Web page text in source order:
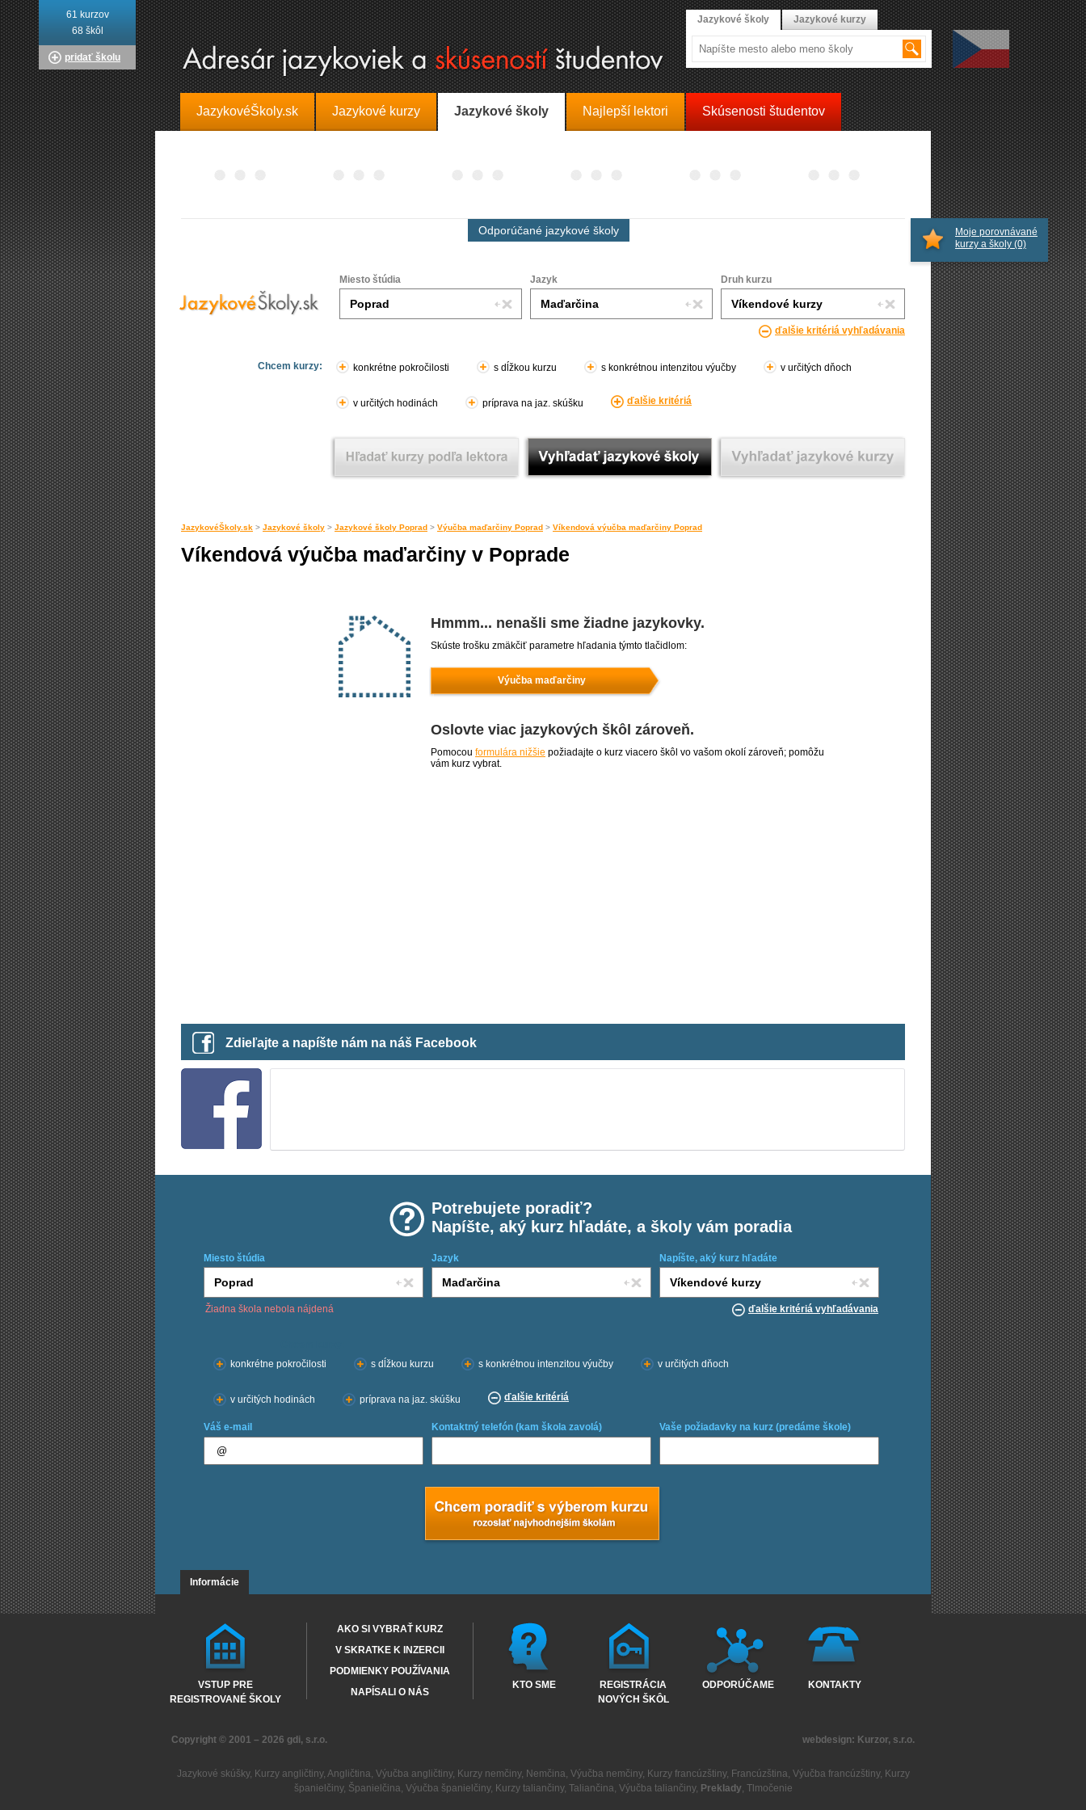
JazykovéŠkoly.sk Jazykové kurzy Jazykové školy Najlepší lektori Skúsenosti študentov
Odporúčané jazykové školy
Miesto štúdia Jazyk Druh kurzu
ďalšie kritériá vyhľadávania
Chcem kurzy: konkrétne pokročilosti s dĺžkou kurzu s konkrétnou intenzitou výučby v určitých dňoch
v určitých hodinách príprava na jaz. skúšku ďalšie kritériá
JazykovéŠkoly.sk > Jazykové školy > Jazykové školy Poprad > Výučba maďarčiny Poprad > Víkendová výučba maďarčiny Poprad
Víkendová výučba maďarčiny v Poprade
Hmmm... nenašli sme žiadne jazykovky.
Skúste trošku zmäkčiť parametre hľadania týmto tlačidlom:
Výučba maďarčiny
Oslovte viac jazykových škôl zároveň.
Pomocou formulára nižšie požiadajte o kurz viacero škôl vo vašom okolí zároveň; pomôžu
vám kurz vybrat.
Zdieľajte a napíšte nám na náš Facebook
Potrebujete poradiť?
Napíšte, aký kurz hľadáte, a školy vám poradia
Miesto štúdia Jazyk Napíšte, aký kurz hľadáte
Žiadna škola nebola nájdená ďalšie kritériá vyhľadávania
konkrétne pokročilosti
s dĺžkou kurzu s konkrétnou intenzitou výučby v určitých dňoch
v určitých hodinách príprava na jaz. skúšku ďalšie kritériá
Váš e-mail Kontaktný telefón (kam škola zavolá) Vaše požiadavky na kurz (predáme škole)
Moje porovnávané
kurzy a školy (0)
61 kurzov
68 škôl
pridať školu
Jazykové školy Jazykové kurzy
Informácie
VSTUP PRE
REGISTROVANÉ ŠKOLY
AKO SI VYBRAŤ KURZ
V SKRATKE K INZERCII
PODMIENKY POUŽÍVANIA
NAPÍSALI O NÁS
KTO SME
REGISTRÁCIA
NOVÝCH ŠKÔL
ODPORÚČAME KONTAKTY
Copyright © 2001 – 2026 gdi, s.r.o. webdesign: Kurzor, s.r.o.
Jazykové skúšky, Kurzy angličtiny, Angličtina, Výučba angličtiny, Kurzy nemčiny, Nemčina, Výučba nemčiny, Kurzy francúzštiny, Francúzština, Výučba francúzštiny, Kurzy
španielčiny, Španielčina, Výučba španielčiny, Kurzy taliančiny, Taliančina, Výučba taliančiny, Preklady, Tlmočenie